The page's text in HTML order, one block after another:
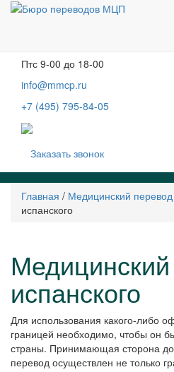
Москва, м. Тургеневская, Чистые
Птс 9-00 до 18-00
info@mmcp.ru
+7 (495) 795-84-05
Заказать звонок
Главная / Медицинский перевод
испанского
испанского
Для использования какого-либо
границей необходимо, чтобы он
страны. Принимающая сторона
перевод осуществлен не только